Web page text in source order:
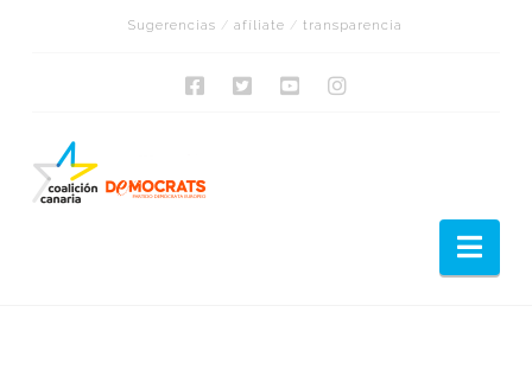
Sugerencias /afíliate /transparencia